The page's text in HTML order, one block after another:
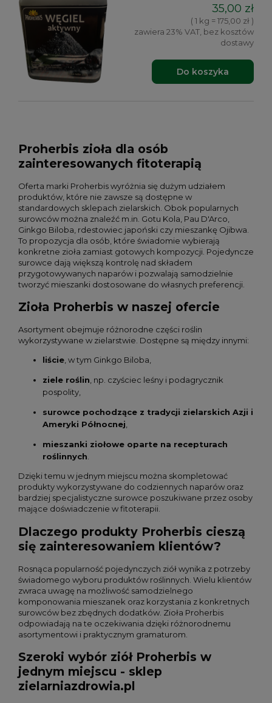
35,00 zł
( 1 kg = 175,00 zł )
zawiera 23% VAT, bez kosztów
dostawy
Do koszyka
Proherbis zioła dla osób
zainteresowanych fitoterapią
Oferta marki Proherbis wyróżnia się dużym udziałem
produktów, które nie zawsze są dostępne w
standardowych sklepach zielarskich. Obok popularnych
surowców można znaleźć m.in. Gotu Kola, Pau D'Arco,
Ginkgo Biloba, rdestowiec japoński czy mieszankę Ojibwa.
To propozycja dla osób, które świadomie wybierają
konkretne zioła zamiast gotowych kompozycji. Pojedyncze
surowce dają większą kontrolę nad składem
przygotowywanych naparów i pozwalają samodzielnie
tworzyć mieszanki dostosowane do własnych preferencji.
Zioła Proherbis w naszej ofercie
Asortyment obejmuje różnorodne części roślin
wykorzystywane w zielarstwie. Dostępne są między innymi:
liście, w tym Ginkgo Biloba,
ziele roślin, np. czyściec leśny i podagrycznik
pospolity,
surowce pochodzące z tradycji zielarskich Azji i
Ameryki Północnej,
mieszanki ziołowe oparte na recepturach
roślinnych.
Dzięki temu w jednym miejscu można skompletować
produkty wykorzystywane do codziennych naparów oraz
bardziej specjalistyczne surowce poszukiwane przez osoby
mające doświadczenie w fitoterapii.
Dlaczego produkty Proherbis cieszą
się zainteresowaniem klientów?
Rosnąca popularność pojedynczych ziół wynika z potrzeby
świadomego wyboru produktów roślinnych. Wielu klientów
zwraca uwagę na możliwość samodzielnego
komponowania mieszanek oraz korzystania z konkretnych
surowców bez zbędnych dodatków. Zioła Proherbis
odpowiadają na te oczekiwania dzięki różnorodnemu
asortymentowi i praktycznym gramaturom.
Szeroki wybór ziół Proherbis w
jednym miejscu - sklep
zielarniazdrowia.pl